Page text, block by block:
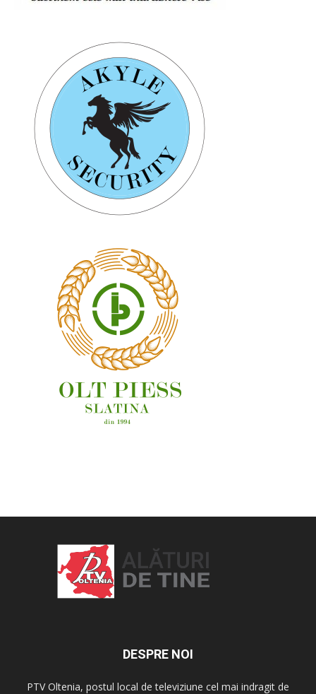
DESPRE NOI
PTV Oltenia, postul local de televiziune cel mai indragit de